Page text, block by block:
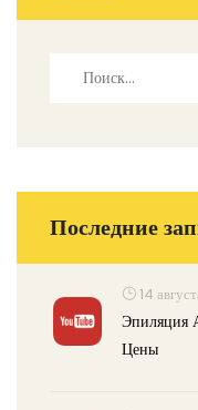
Последние
14
Эпиляция
Цены